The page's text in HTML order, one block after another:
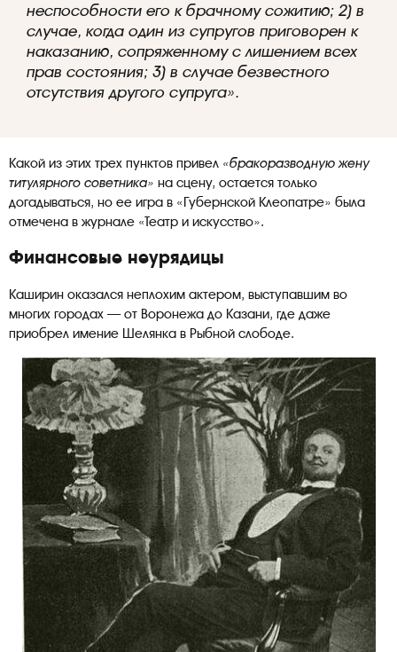
неспособности его к брачному сожитию; 2) в
случае, когда один из супругов приговорен к
наказанию, сопряженному с лишением всех
прав состояния; 3) в случае безвестного
отсутствия другого супруга».
Какой из этих трех пунктов привел «бракоразводную жену
титулярного советника» на сцену, остается только
догадываться, но ее игра в «Губернской Клеопатре» была
отмечена в журнале «Театр и искусство».
Финансовые неурядицы
Каширин оказался неплохим актером, выступавшим во
многих городах — от Воронежа до Казани, где даже
приобрел имение Шелянка в Рыбной слободе.